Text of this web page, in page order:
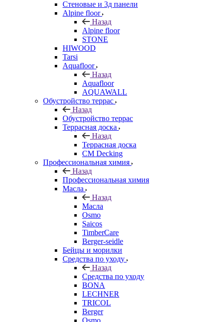
Стеновые и 3д панели
Alpine floor
Назад
Alpine floor
STONE
HIWOOD
Tarsi
Aquafloor
Назад
Aquafloor
AQUAWALL
Обустройство террас
Назад
Обустройство террас
Террасная доска
Назад
Террасная доска
CM Decking
Профессиональная химия
Назад
Профессиональная химия
Масла
Назад
Масла
Osmo
Saicos
TimberCare
Berger-seidle
Бейцы и морилки
Средства по уходу
Назад
Средства по уходу
BONA
LECHNER
TRICOL
Berger
Osmo